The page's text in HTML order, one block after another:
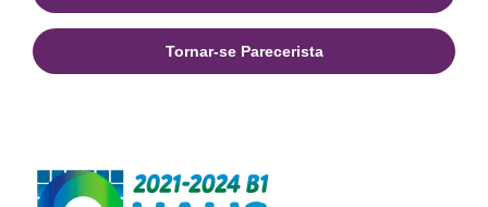
Tornar-se Parecerista